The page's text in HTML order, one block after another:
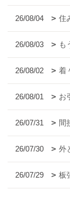
26/08/04 住
26/08/03 も
26/08/02 着
26/08/01 お
26/07/31 間
26/07/30 外
26/07/29 板